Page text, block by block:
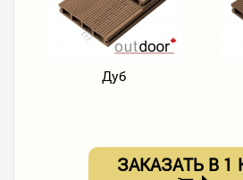
Дуб
ЗАКАЗАТЬ В 1